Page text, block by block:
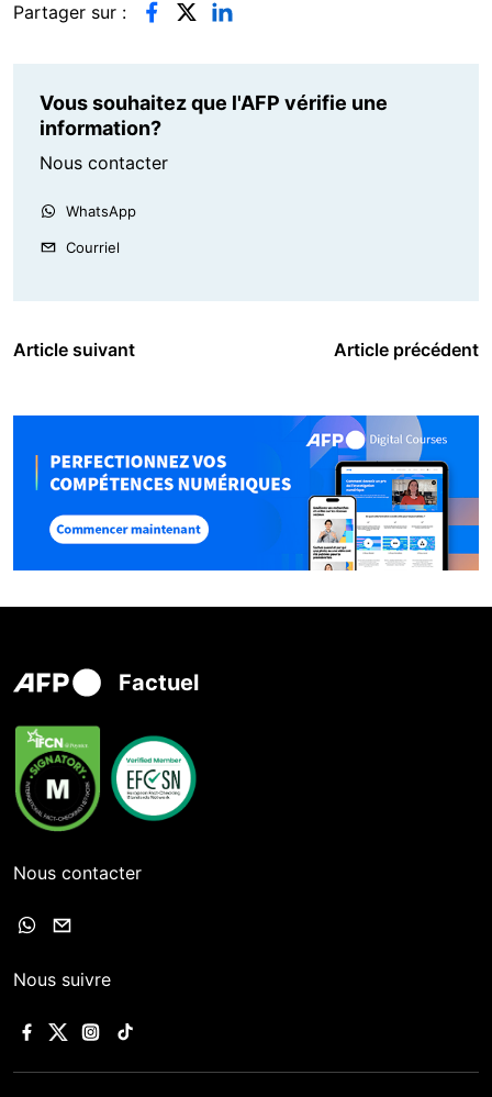
Partager sur :
Vous souhaitez que l'AFP vérifie une
information?
Nous contacter
WhatsApp
Courriel
Article suivant Article précédent
Factuel
Nous contacter
Nous suivre